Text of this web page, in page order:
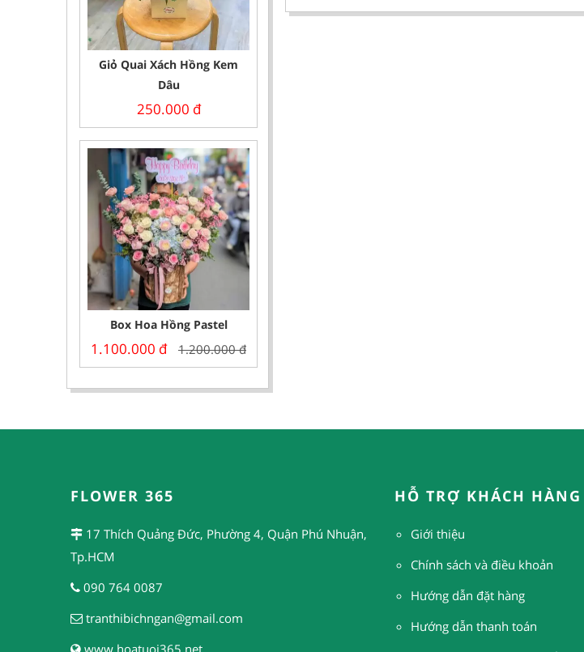
Giỏ Quai Xách Hồng Kem
Dâu
250.000 đ
Box Hoa Hồng Pastel
1.100.000 đ 1.200.000đ
FLOWER 365
17 Thích Quảng Đức, Phường 4, Quận Phú Nhuận,
Tp.HCM
090 764 0087
tranthibichngan@gmail.com
www.hoatuoi365.net
HỖ TRỢ KHÁCH HÀNG
Giới thiệu
Chính sách và điều khoản
Hướng dẫn đặt hàng
Hướng dẫn thanh toán